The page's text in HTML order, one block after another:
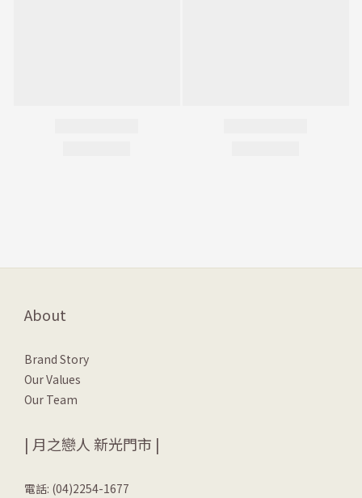
About
Brand Story
Our Values
Our Team
| 月之戀人 新光門市 |
電話: (04)2254-1677